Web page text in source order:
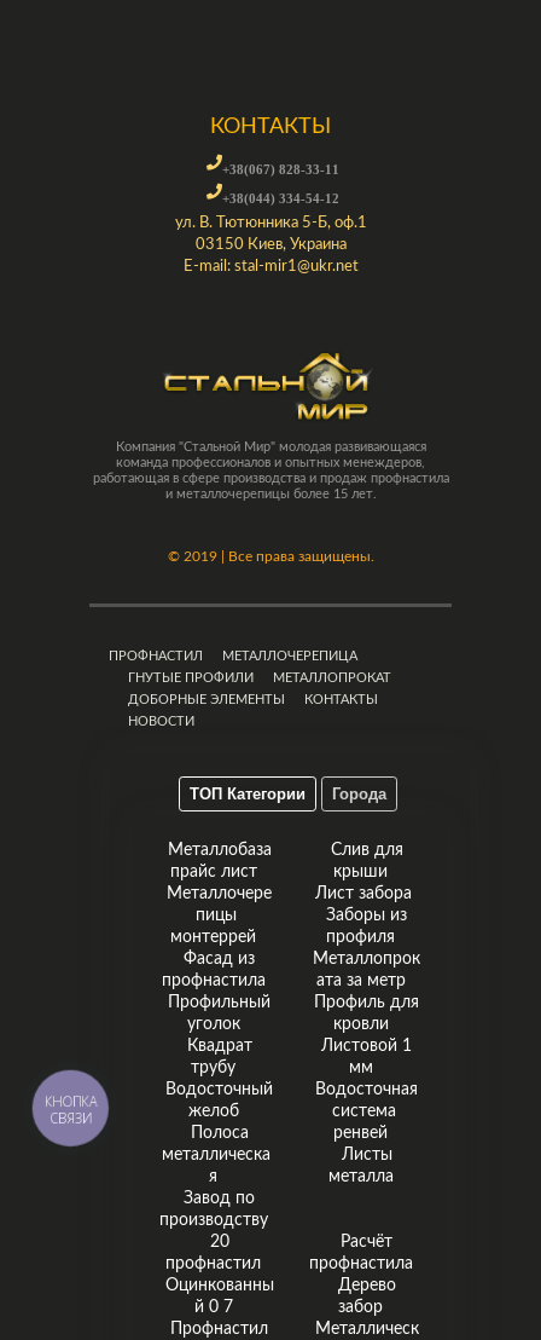
КОНТАКТЫ
+38(067) 828-33-11
+38(044) 334-54-12
ул. В. Тютюнника 5-Б, оф.1
03150 Киев, Украина
E-mail: stal-mir1@ukr.net
Компания "Стальной Мир" молодая развивающаяся
команда профессионалов и опытных менеждеров,
работающая в сфере производства и продаж профнастила
и металлочерепицы более 15 лет.
© 2019 | Все права защищены.
ПРОФНАСТИЛ
МЕТАЛЛОЧЕРЕПИЦА
ГНУТЫЕ ПРОФИЛИ
МЕТАЛЛОПРОКАТ
ДОБОРНЫЕ ЭЛЕМЕНТЫ
КОНТАКТЫ
НОВОСТИ
ТОП Категории Города
Металлобаза
прайс лист
Металлочере
пицы
монтеррей
Фасад из
профнастила
Профильный
уголок
Квадрат
трубу
Водосточный
желоб
Полоса
металлическа
я
Завод по
производству
Слив для
крыши
Лист забора
Заборы из
профиля
Металлопрок
ата за метр
Профиль для
кровли
Листовой 1
мм
Водосточная
система
ренвей
Листы
металла
20
профнастил
Оцинкованны
й 0 7
Профнастил
Расчёт
профнастила
Дерево
забор
Металлическ
КНОПКА
СВЯЗИ